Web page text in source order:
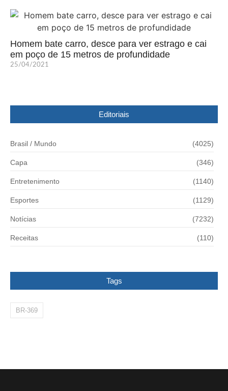
Homem bate carro, desce para ver estrago e cai
em poço de 15 metros de profundidade
25/04/2021
Editoriais
Brasil / Mundo (4025)
Capa (346)
Entretenimento (1140)
Esportes (1129)
Notícias (7232)
Receitas (110)
Tags
BR-369